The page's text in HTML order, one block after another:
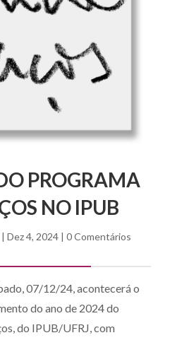
PROGRAMA
NO IPUB
|Dez 4, 2024 |0 Comentários
07/12/24, acontecerá o
do ano de 2024 do
do IPUB/UFRJ, com